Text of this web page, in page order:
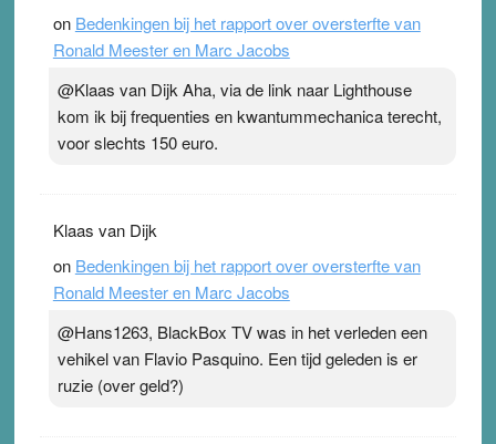
on Bedenkingen bij het rapport over oversterfte van
Ronald Meester en Marc Jacobs
@Klaas van Dijk Aha, via de link naar Lighthouse
kom ik bij frequenties en kwantummechanica terecht,
voor slechts 150 euro.
Klaas van Dijk
on Bedenkingen bij het rapport over oversterfte van
Ronald Meester en Marc Jacobs
@Hans1263, BlackBox TV was in het verleden een
vehikel van Flavio Pasquino. Een tijd geleden is er
ruzie (over geld?)